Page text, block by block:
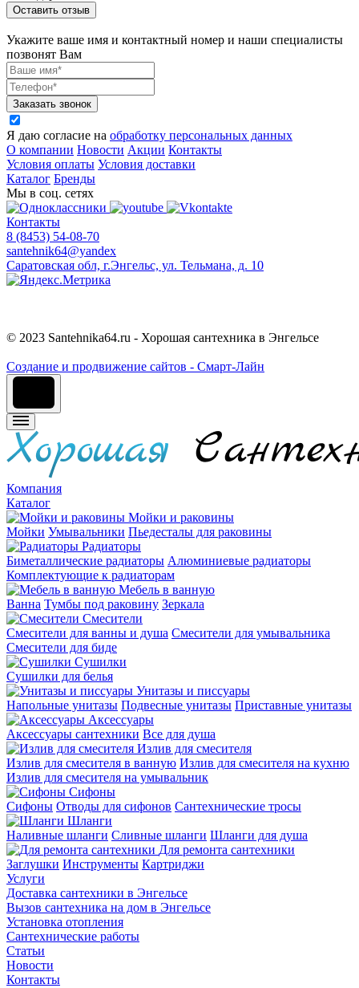
Оставить отзыв
Укажите ваше имя и контактный номер и наши специалисты
позвонят Вам
Заказать звонок
Я даю согласие на обработку персональных данных
О компании Новости Акции Контакты
Условия оплаты Условия доставки
Каталог Бренды
Мы в соц. сетях
Контакты
8 (8453) 54-08-70
santehnik64@yandex
Саратовская обл, г.Энгельс, ул. Тельмана, д. 10
© 2023 Santehnika64.ru - Хорошая сантехника в Энгельсе
Cоздание и продвижение сайтов - Смарт-Лайн
Компания
Каталог
Мойки и раковины
Мойки Умывальники Пьедесталы для раковины
Радиаторы
Биметаллические радиаторы Алюминиевые радиаторы
Комплектующие к радиаторам
Мебель в ванную
Ванна Тумбы под раковину Зеркала
Смесители
Смесители для ванны и душа Смесители для умывальника
Смесители для биде
Сушилки
Сушилки для белья
Унитазы и писсуары
Напольные унитазы Подвесные унитазы Приставные унитазы
Аксессуары
Аксессуары сантехники Все для душа
Излив для смесителя
Излив для смесителя в ванную Излив для смесителя на кухню
Излив для смесителя на умывальник
Сифоны
Сифоны Отводы для сифонов Сантехнические тросы
Шланги
Наливные шланги Сливные шланги Шланги для душа
Для ремонта сантехники
Заглушки Инструменты Картриджи
Услуги
Доставка сантехники в Энгельсе
Вызов сантехника на дом в Энгельсе
Установка отопления
Сантехнические работы
Статьи
Новости
Контакты